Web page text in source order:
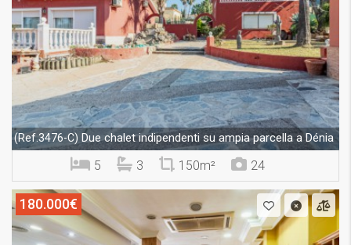
(Ref.3476-C) Due chalet indipendenti su ampia parcella a Dénia
5 3 150m² 24
180.000€